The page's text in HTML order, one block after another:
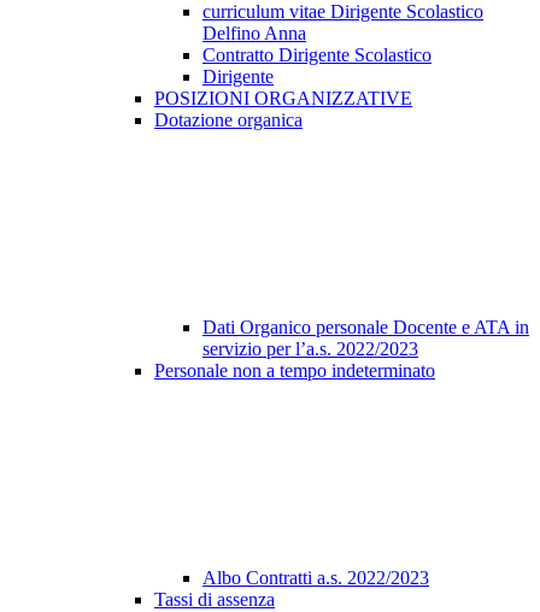
curriculum vitae Dirigente Scolastico
Delfino Anna
Contratto Dirigente Scolastico
Dirigente
POSIZIONI ORGANIZZATIVE
Dotazione organica
Dati Organico personale Docente e ATA in
servizio per l’a.s. 2022/2023
Personale non a tempo indeterminato
Albo Contratti a.s. 2022/2023
Tassi di assenza